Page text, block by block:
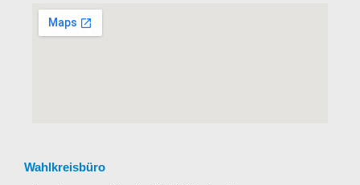
Wahlkreisbüro